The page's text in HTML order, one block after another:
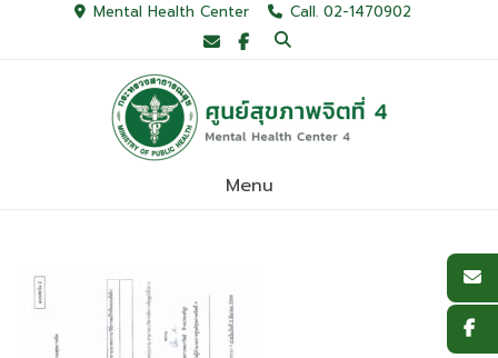
Mental Health Center Call. 02-1470902
Menu